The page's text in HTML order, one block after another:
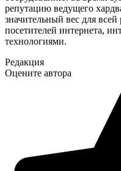
репутацию ведущего
значительный вес для
посетителей интернета,
технологиями.
Редакция
Оцените автора